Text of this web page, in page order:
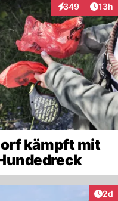
349
Interaktionen
13h
kämpft mit
2d